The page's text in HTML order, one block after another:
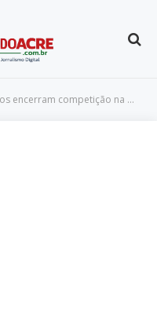
competição na Hungria com cinco pódios